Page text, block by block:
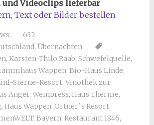
Videoclips lieferbar
Text oder Bilder bestellen
632
, Übernachten
, Karsten-Thilo Raab, Schwefelquelle,
Wappen, Bio-Haus Linde,
Sterne-Resort, Vinothek zur
Anger, Weinpress, Haus Therme,
, Haus Wappen, Ortner´s Resort,
, Bayern, Restaurant 1846,